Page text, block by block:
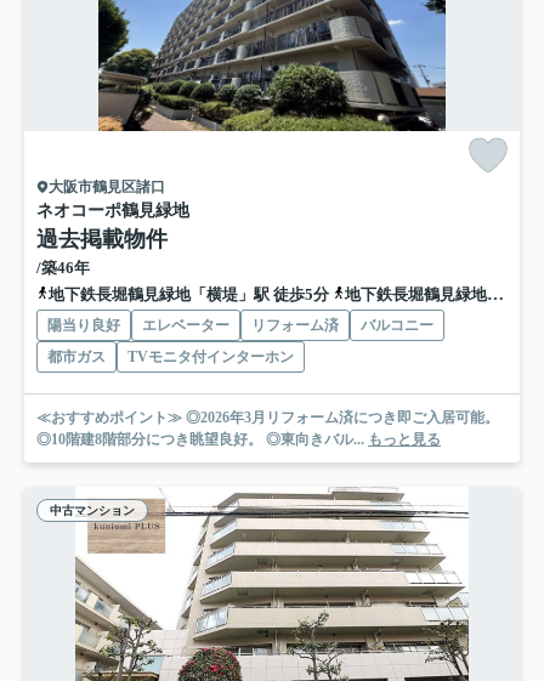
大阪市鶴見区諸口
ネオコーポ鶴見緑地
過去掲載物件
/築46年
地下鉄長堀鶴見緑地「横堤」駅 徒歩5分
地下鉄長堀鶴見緑地「鶴見緑地」駅 徒歩14分
陽当り良好 エレベーター リフォーム済
バルコニー
都市ガス
TVモニタ付インターホン
≪おすすめポイント≫ ◎2026年3月リフォーム済につき即ご入居可能。
◎10階建8階部分につき眺望良好。 ◎東向きバル... もっと見る
中古マンション